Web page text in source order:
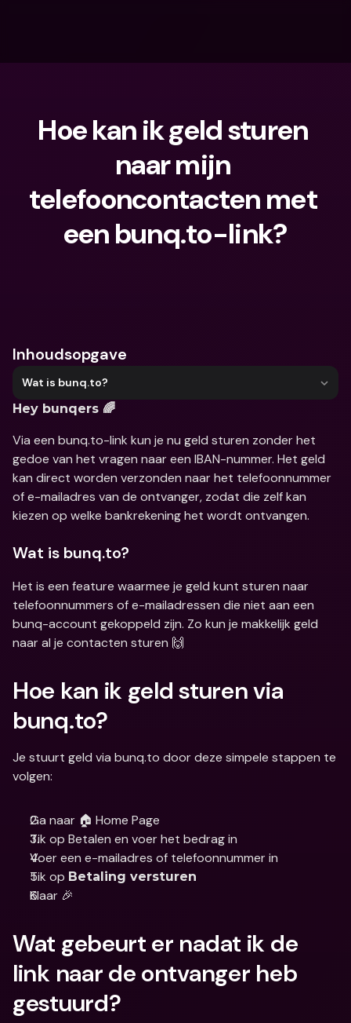
Hoe kan ik geld sturen
naar mijn
telefooncontacten met
een bunq.to-link?
Inhoudsopgave
Wat is bunq.to?
Hey bunqers 🌈
Via een bunq.to-link kun je nu geld sturen zonder het
gedoe van het vragen naar een IBAN-nummer. Het geld
kan direct worden verzonden naar het telefoonnummer
of e-mailadres van de ontvanger, zodat die zelf kan
kiezen op welke bankrekening het wordt ontvangen.
Wat is bunq.to?
Het is een feature waarmee je geld kunt sturen naar
telefoonnummers of e-mailadressen die niet aan een
bunq-account gekoppeld zijn. Zo kun je makkelijk geld
naar al je contacten sturen 🙌
Hoe kan ik geld sturen via
bunq.to?
Je stuurt geld via bunq.to door deze simpele stappen te
volgen:
Ga naar 🏠 Home Page
Tik op Betalen en voer het bedrag in
Voer een e-mailadres of telefoonnummer in
Tik op Betaling versturen
Klaar 🎉
Wat gebeurt er nadat ik de
link naar de ontvanger heb
gestuurd?